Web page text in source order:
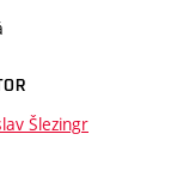
Šlezingr